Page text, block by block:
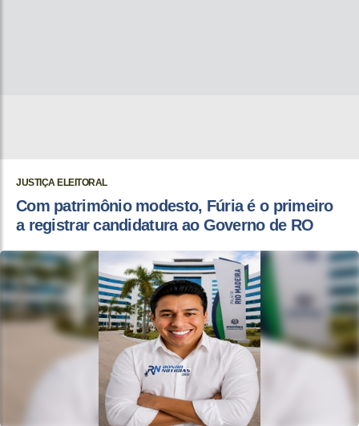
JUSTIÇA ELEITORAL
Com patrimônio modesto, Fúria é o primeiro
a registrar candidatura ao Governo de RO